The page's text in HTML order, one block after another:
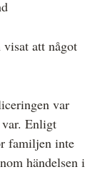
att något
var
Enligt
familjen inte
händelsen i